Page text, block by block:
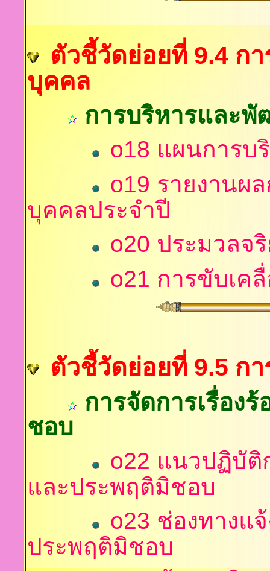
ตัวชี้วัดย่อยที่ 9.4 ก
บุคคล
การบริหารและ
o18 แผนการ
o19 รายงานผ
บุคคลประจำปี
o20 ประมวลจ
o21 การขับเค
ตัวชี้วัดย่อยที่ 9.5 กา
การจัดการเรื่อง
ชอบ
o22 แนวปฏิบัติ
และประพฤติมิชอบ
o23 ช่องทางแ
ประพฤติมิชอบ